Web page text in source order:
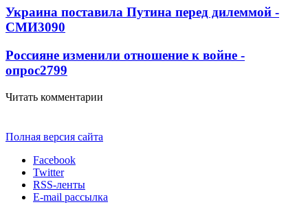
Украина поставила Путина перед дилеммой -
СМИ3090
Россияне изменили отношение к войне -
опрос2799
Читать комментарии
Полная версия сайта
Facebook
Twitter
RSS-ленты
E-mail рассылка